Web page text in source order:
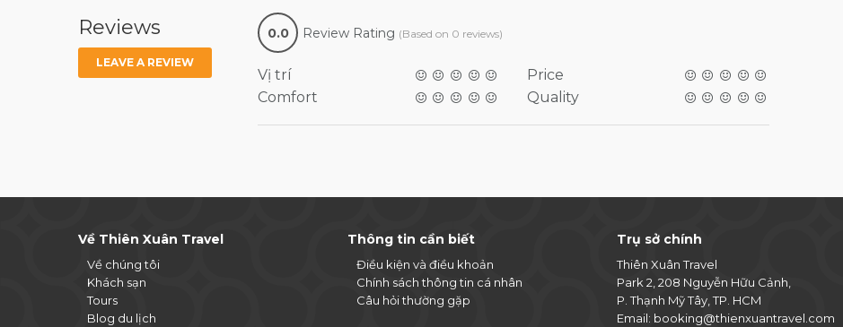
Reviews
LEAVE A REVIEW
0.0 Review Rating (Based on 0 reviews)
Vị trí
Comfort
Price
Quality
Về Thiên Xuân Travel
Về chúng tôi
Khách sạn
Tours
Blog du lịch
Thông tin cần biết
Điều kiện và điều khoản
Chính sách thông tin cá nhân
Câu hỏi thường gặp
Trụ sở chính
Thiên Xuân Travel
Park 2, 208 Nguyễn Hữu Cảnh,
P. Thạnh Mỹ Tây, TP. HCM
Email: booking@thienxuantravel.com